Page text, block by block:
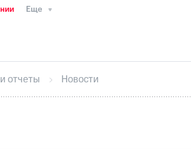
Еще
ИнтервьюФинансовая
секретарьРаскрытие
кабинет акционера
отчеты Новости